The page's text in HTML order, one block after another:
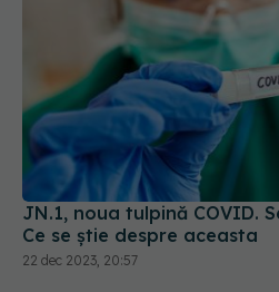
JN.1, noua tulpină COVID.
Ce se știe despre aceasta
22 dec 2023, 20:57